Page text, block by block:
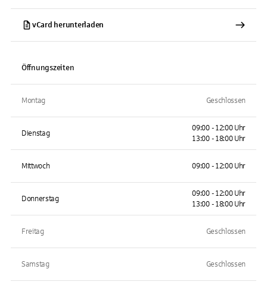
vCard herunterladen
Öffnungszeiten
Montag Geschlossen
Dienstag
09:00 - 12:00 Uhr
13:00 - 18:00 Uhr
Mittwoch 09:00 - 12:00 Uhr
Donnerstag
09:00 - 12:00 Uhr
13:00 - 18:00 Uhr
Freitag Geschlossen
Samstag Geschlossen